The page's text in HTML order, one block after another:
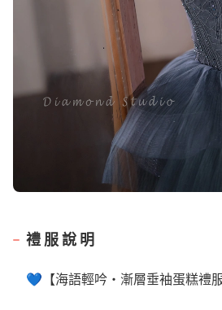
禮服說明
💙【海語輕吟・漸層垂袖蛋糕禮服